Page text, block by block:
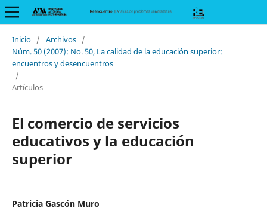
Inicio / Archivos /
Núm. 50 (2007): No. 50, La calidad de la educación superior:
encuentros y desencuentros
/
Artículos
El comercio de servicios
educativos y la educación
superior
Patricia Gascón Muro